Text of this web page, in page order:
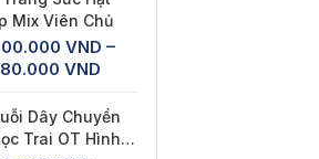
Mix Viên Chủ
VND –
VND
từ
1.500.000 VND
Dây Chuyền
Trai OT Hình